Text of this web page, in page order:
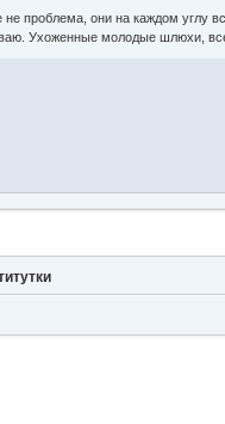
проблема, они на каждом углу
Ухоженные молодые шлюхи,